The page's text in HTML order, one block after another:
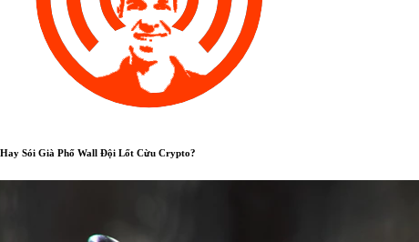
Hay Sói Già Phố Wall Đội Lốt Cừu Crypto?